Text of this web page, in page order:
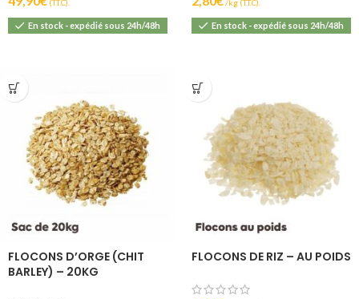
(T.T.C).
En stock - expédié sous 24h/48h
(T.T.C).
En stock - expédié sous 24h/48h
FLOCONS D’ORGE (CHIT
BARLEY) – 20KG
FLOCONS DE RIZ – AU POIDS